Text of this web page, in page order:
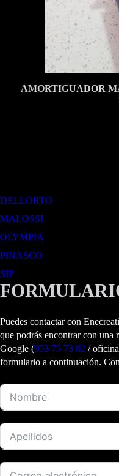
AMORTIGUADOR
DELLORTO
MALOSSI
OLYMPIA
PINASCO
SIP
Puedes contactar con
que podrás encontrar con una
Google (953 75 73 82 /
formulario a continuación.